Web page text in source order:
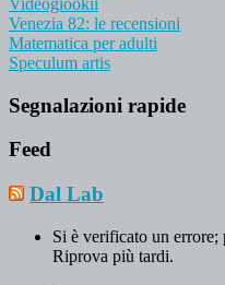
Venezia 82: le recensioni
Matematica per adulti
Speculum artis
Segnalazioni rapide
Feed
Dal Lab
Si è verificato un
Riprova più tardi.